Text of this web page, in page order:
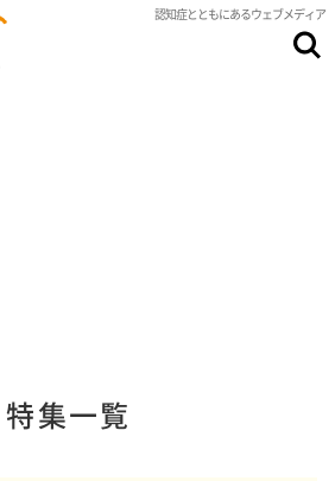
認知症とともにあるウェブメディア
特集一覧